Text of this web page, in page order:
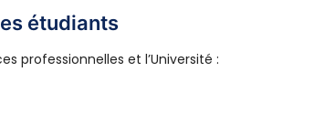
étudiants
professionnelles et l’Université :